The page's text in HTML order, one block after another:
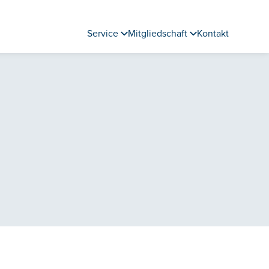
Service Mitgliedschaft Kontakt